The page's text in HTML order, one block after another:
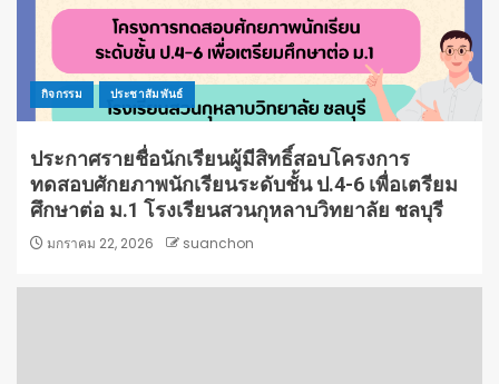
กิจกรรม ประชาสัมพันธ์
ประกาศรายชื่อนักเรียนผู้มีสิทธิ์สอบโครงการ
ทดสอบศักยภาพนักเรียนระดับชั้น ป.4-6 เพื่อเตรียม
ศึกษาต่อ ม.1 โรงเรียนสวนกุหลาบวิทยาลัย ชลบุรี
มกราคม 22, 2026 suanchon